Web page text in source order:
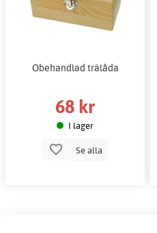
Obehandlad trälåda
68 kr
I lager
Se alla